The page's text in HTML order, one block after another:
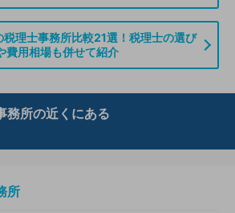
理士事務所比較21選！税理士の選び
費用相場も併せて紹介
務所の近くにある
所